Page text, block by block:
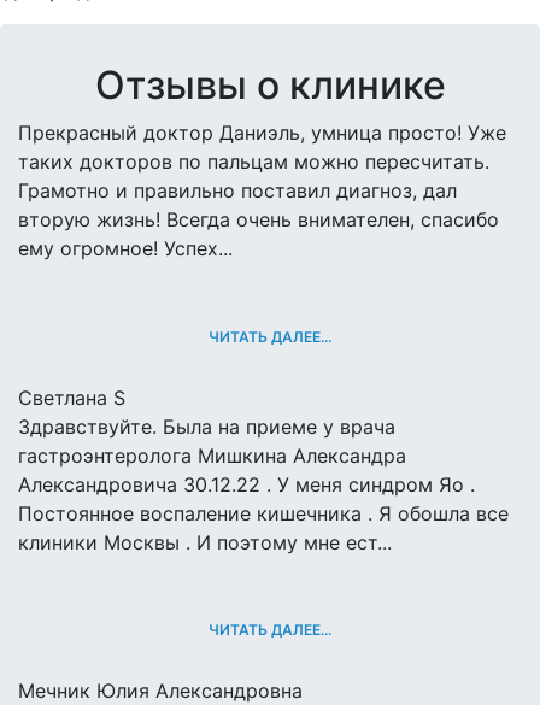
Отзывы о клинике
Прекрасный доктор Даниэль, умница просто! Уже
таких докторов по пальцам можно пересчитать.
Грамотно и правильно поставил диагноз, дал
вторую жизнь! Всегда очень внимателен, спасибо
ему огромное! Успех...
ЧИТАТЬ ДАЛЕЕ...
Светлана S
Здравствуйте. Была на приеме у врача
гастроэнтеролога Мишкина Александра
Александровича 30.12.22 . У меня синдром Яо .
Постоянное воспаление кишечника . Я обошла все
клиники Москвы . И поэтому мне ест...
ЧИТАТЬ ДАЛЕЕ...
Мечник Юлия Александровна